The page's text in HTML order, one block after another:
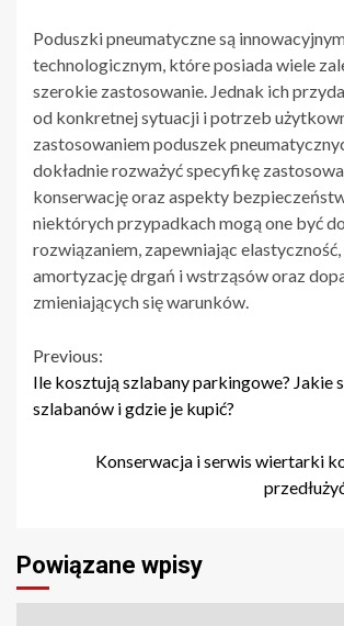
Poduszki pneumatyczne są
technologicznym, które posiada wiele
szerokie zastosowanie. Jednak ich
od konkretnej sytuacji i potrzeb
zastosowaniem poduszek
dokładnie rozważyć specyfikę
konserwację oraz aspekty
niektórych przypadkach mogą one być
rozwiązaniem, zapewniając
amortyzację drgań i wstrząsów oraz
zmieniających się warunków.
Continue
Reading
Previous:
Ile kosztują szlabany parkingowe? Jakie
szlabanów i gdzie je kupić?
Konserwacja i serwis wiertarki
Powiązane wpisy